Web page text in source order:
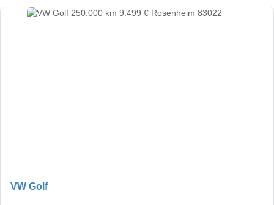
VW Golf